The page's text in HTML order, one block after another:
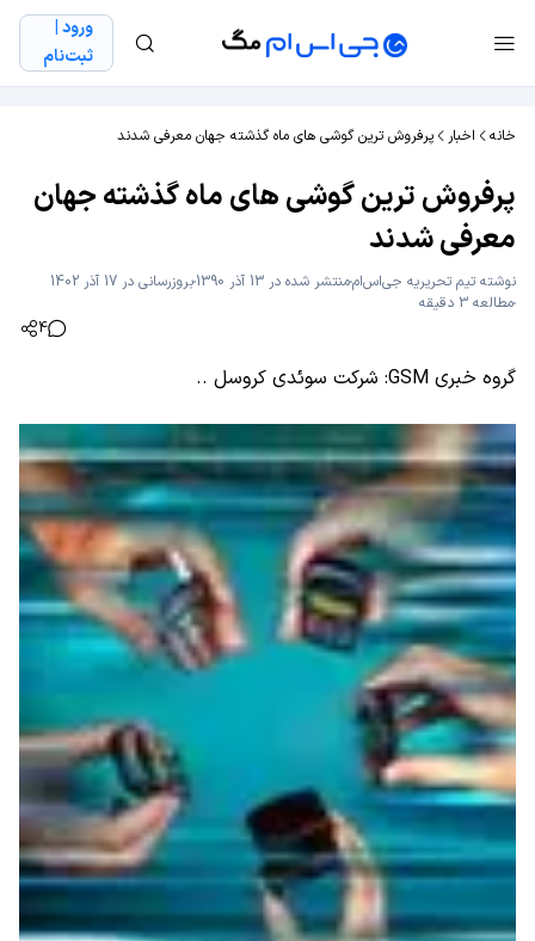
ورود |
ثبت‌نام
خانه اخبار پرفروش ترین گوشی های ماه گذشته جهان معرفی شدند
پرفروش ترین گوشی های ماه گذشته جهان
معرفی شدند
نوشته تیم تحریریه جی‌اس‌اممنتشر شده در 13 آذر 1390
بروزرسانی در 17 آذر 1402
مطالعه 3 دقیقه
4
گروه خبری GSM: شرکت سوئدی کروسل ..